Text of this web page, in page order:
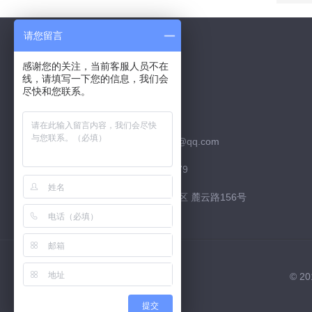
Contact Us
联系QQ：526252952
联系邮箱：526252952@qq.com
联系电话：15974226879
联系地址：长沙市 高新区 麓云路156号
©
请您留言
感谢您的关注，当前客服人员不在
线，请填写一下您的信息，我们会
尽快和您联系。
提交